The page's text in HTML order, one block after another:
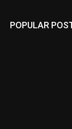
POPULAR